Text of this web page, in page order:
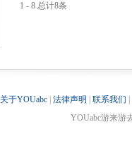
1 - 8 总计8条
关于YOUabc| 法律声明 联系我们
YOUabc游来游